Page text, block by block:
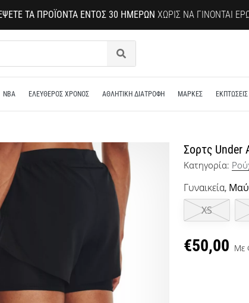
ΤΑ ΠΡΟΪΌΝΤΑ ΕΝΤΌΣ 30 ΗΜΕΡΏΝ ΧΩΡΊΣ ΝΑ ΓΊΝΟΝΤΑΙ
Αναζήτηση
NBA ΕΛΕΥΘΕΡΟΣ ΧΡΟΝΟΣ ΑΘΛΗΤΙΚΗ ΔΙΑΤΡΟΦΗ ΜΑΡΚΕΣ ΕΚΠΤΩΣΕΙΣ
Σορτς Under
Κατηγορία:
Γυναικεία,
XS
€50,00 Με